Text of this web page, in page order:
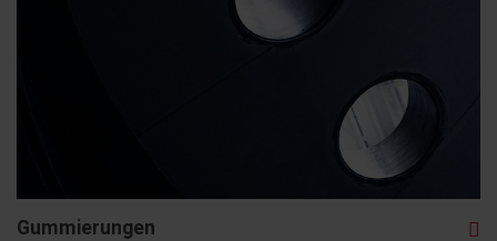
Gummierungen